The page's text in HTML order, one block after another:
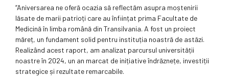
“Aniversarea ne oferă ocazia să reflectăm asupra moștenirii
lăsate de marii patrioți care au înființat prima Facultate de
Medicină în limba română din Transilvania. A fost un proiect
măreț, un fundament solid pentru instituția noastră de astăzi.
Realizând acest raport, am analizat parcursul universității
noastre în 2024, un an marcat de inițiative îndrăznețe, investiții
strategice și rezultate remarcabile.